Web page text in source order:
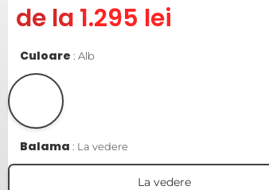
de la 1.295 lei
Culoare Alb
Balama La vedere
La vedere